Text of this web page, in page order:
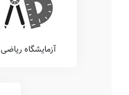
آزمایشگاه ریاضی